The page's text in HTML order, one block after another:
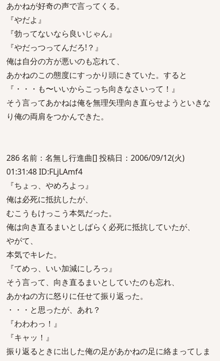
あかねが好奇の声で言ってくる。
『やだよ』
『勃ってないなら良いじゃん』
『やだっつってんだろ!？』
俺は自分の方が悪いのも忘れて、
あかねのこの態度にすっかり頭にきていた。すると
『・・・も〜いいからこっち向きなさいって！』
そう言ってあかねは俺を無理矢理向き直らせようといきな
り俺の両肩をつかんできた。
286 名前：名無し行進曲[] 投稿日：2006/09/12(火)
01:31:48 ID:FLjLAmf4
『ちょっ、やめろよっ』
俺は必死に抵抗したが、
むこうもけっこう本気だった。
俺は向き直るまいとしばらく必死に抵抗していたが、
やがて、
本気でキレた。
『てめっ、いい加減にしろっ』
そう言って、向き直るまいとしていたのも忘れ、
あかねの方に怒りに任せて振り返った。
・・・と思ったが、あれ？
『わわわっ！』
『キャッ！』
振り返るときに出した俺の足があかねの足に絡まってしま